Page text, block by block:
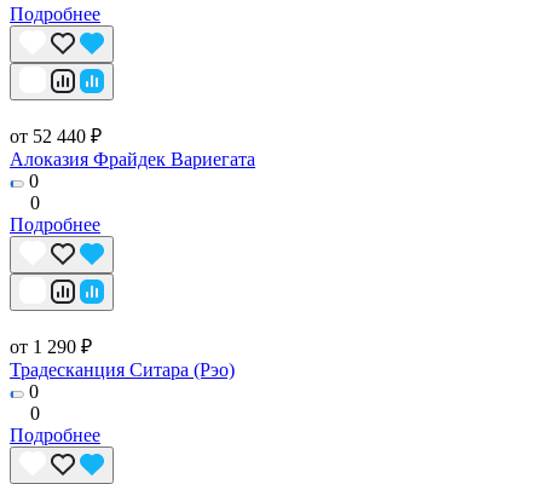
Подробнее
от 52 440 ₽
Алоказия Фрайдек Вариегата
0
0
Подробнее
от 1 290 ₽
Традесканция Ситара (Рэо)
0
0
Подробнее